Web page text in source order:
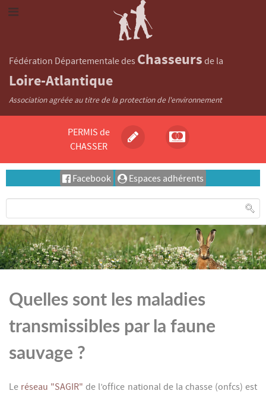
Fédération Départementale des Chasseurs de la
Loire-Atlantique
Association agréée au titre de la protection de l'environnement
PERMIS de
CHASSER
Facebook Espaces adhérents
Quelles sont les maladies
transmissibles par la faune
sauvage ?
Le réseau "SAGIR" de l’office national de la chasse (onfcs) est